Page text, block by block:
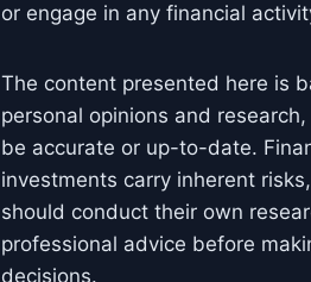
or engage in any financial
The content presented here is
personal opinions and
be accurate or up-to-date.
investments carry inherent
should conduct their own
professional advice before
decisions.